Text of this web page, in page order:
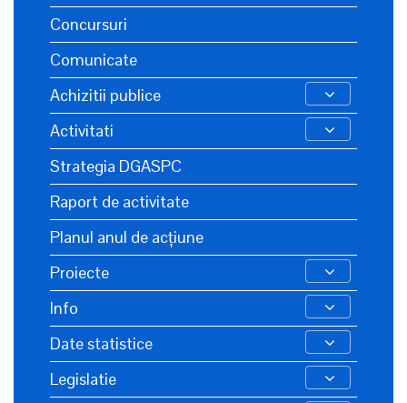
Concursuri
Comunicate
Achizitii publice
Activitati
Strategia DGASPC
Raport de activitate
Planul anul de acțiune
Proiecte
Info
Date statistice
Legislatie